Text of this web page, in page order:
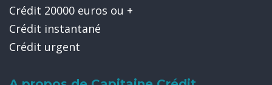
Crédit 20000 euros ou +
Crédit instantané
Crédit urgent